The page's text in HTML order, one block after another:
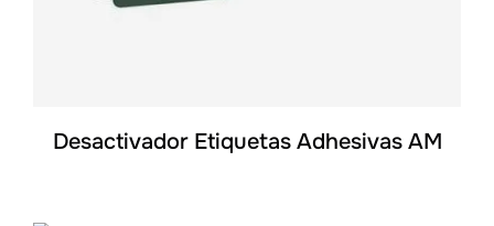
Desactivador Etiquetas Adhesivas AM